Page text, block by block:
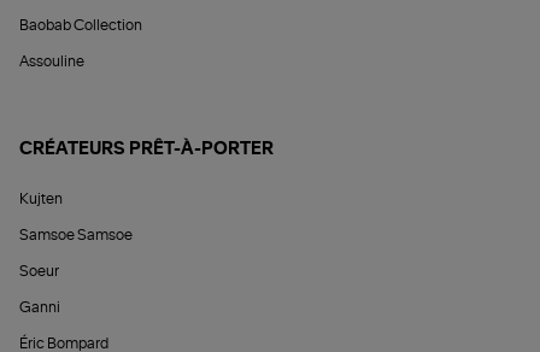
Baobab Collection
Assouline
CRÉATEURS PRÊT-À-PORTER
Kujten
Samsoe Samsoe
Soeur
Ganni
Éric Bompard